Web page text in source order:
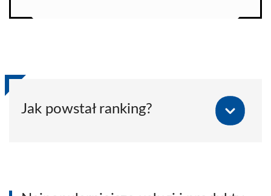
Jak powstał ranking?